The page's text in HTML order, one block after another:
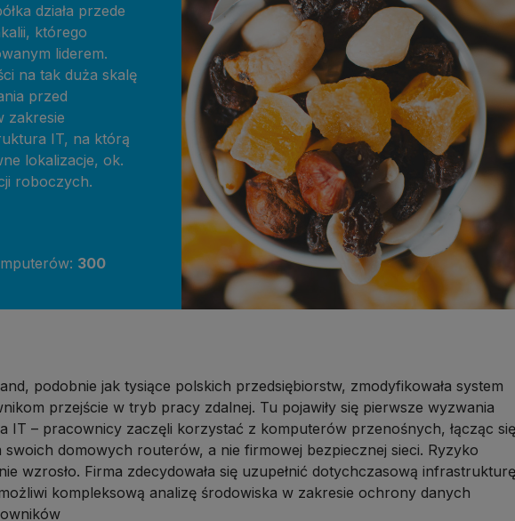
działa przede
którego
liderem.
na tak duża skalę
przed
zakresie
IT, na którą
lokalizacje, ok.
roboczych.
300
podobnie jak tysiące polskich przedsiębiorstw, zmodyfikowała system
przejście w tryb pracy zdalnej. Tu pojawiły się pierwsze wyzwania
IT – pracownicy zaczęli korzystać z komputerów przenośnych, łącząc się
domowych routerów, a nie firmowej bezpiecznej sieci. Ryzyko
wzrosło. Firma zdecydowała się uzupełnić dotychczasową infrastrukturę
kompleksową analizę środowiska w zakresie ochrony danych